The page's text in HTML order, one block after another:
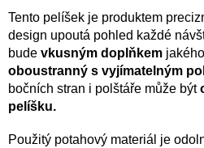
Tento pelíšek je produktem
design upoutá pohled každé
bude vkusným doplňkem
oboustranný s vyjímatelným
bočních stran i polštáře může být
pelíšku.
Použitý potahový materiál je